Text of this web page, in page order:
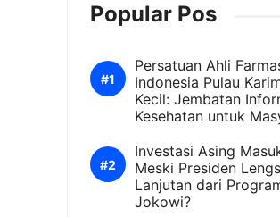
Popular Pos
Persatuan Ahli
Indonesia Pulau
Kecil: Jembatan
Kesehatan untuk
Investasi Asing
Meski Presiden
Lanjutan dari
Jokowi?